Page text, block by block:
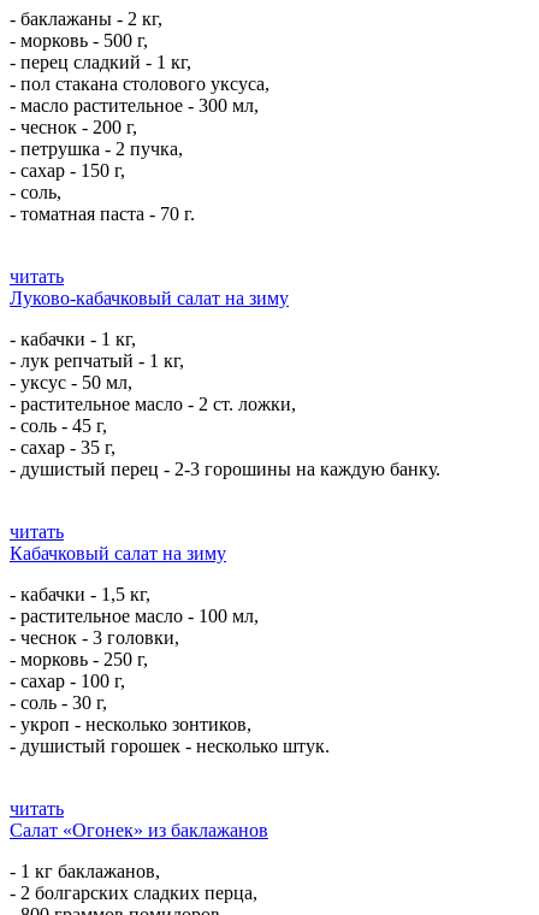
- баклажаны - 2 кг,
- морковь - 500 г,
- перец сладкий - 1 кг,
- пол стакана столового уксуса,
- масло растительное - 300 мл,
- чеснок - 200 г,
- петрушка - 2 пучка,
- сахар - 150 г,
- соль,
- томатная паста - 70 г.
читать
Луково-кабачковый салат на зиму
- кабачки - 1 кг,
- лук репчатый - 1 кг,
- уксус - 50 мл,
- растительное масло - 2 ст. ложки,
- соль - 45 г,
- сахар - 35 г,
- душистый перец - 2-3 горошины на каждую банку.
читать
Кабачковый салат на зиму
- кабачки - 1,5 кг,
- растительное масло - 100 мл,
- чеснок - 3 головки,
- морковь - 250 г,
- сахар - 100 г,
- соль - 30 г,
- укроп - несколько зонтиков,
- душистый горошек - несколько штук.
читать
Салат «Огонек» из баклажанов
- 1 кг баклажанов,
- 2 болгарских сладких перца,